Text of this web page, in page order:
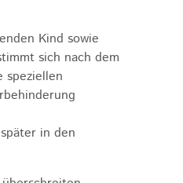
Kind sowie
sich nach dem
speziellen
in den